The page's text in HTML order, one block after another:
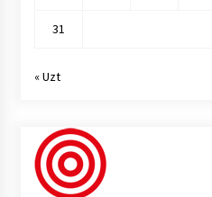
31
« Uzt